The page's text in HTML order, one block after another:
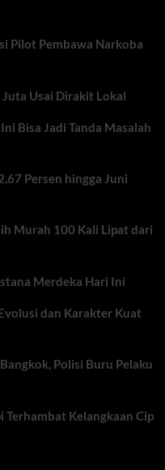
Pilot Pembawa Narkoba
Usai Dirakit Lokal
Bisa Jadi Tanda Masalah
Persen hingga Juni
Murah 100 Kali Lipat dari
Merdeka Hari Ini
dan Karakter Kuat
Polisi Buru Pelaku
Terhambat Kelangkaan Cip